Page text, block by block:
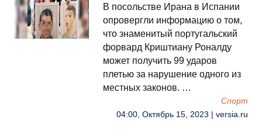
В посольстве Ирана в Испании
опровергли информацию о том,
что знаменитый португальский
форвард Криштиану Роналду
может получить 99 ударов
плетью за нарушение одного из
местных законов. …
Спорт
04:00, Октябрь 15, 2023 | versia.ru